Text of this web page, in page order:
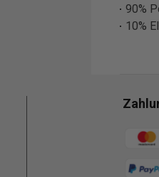
90%
10%